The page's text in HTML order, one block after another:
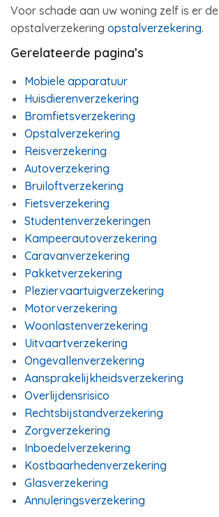
Voor schade aan uw woning zelf is er de
opstalverzekering opstalverzekering.
Gerelateerde pagina’s
Mobiele apparatuur
Huisdierenverzekering
Bromfietsverzekering
Opstalverzekering
Reisverzekering
Autoverzekering
Bruiloftverzekering
Fietsverzekering
Studentenverzekeringen
Kampeerautoverzekering
Caravanverzekering
Pakketverzekering
Pleziervaartuigverzekering
Motorverzekering
Woonlastenverzekering
Uitvaartverzekering
Ongevallenverzekering
Aansprakelijkheidsverzekering
Overlijdensrisico
Rechtsbijstandverzekering
Zorgverzekering
Inboedelverzekering
Kostbaarhedenverzekering
Glasverzekering
Annuleringsverzekering